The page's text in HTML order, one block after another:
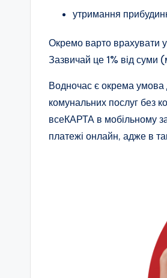
утримання
Окремо варто врахувати
Зазвичай це 1% від суми
Водночас є окрема умова
комунальних послуг без
всеКАРТА в мобільному
платежі онлайн, адже в